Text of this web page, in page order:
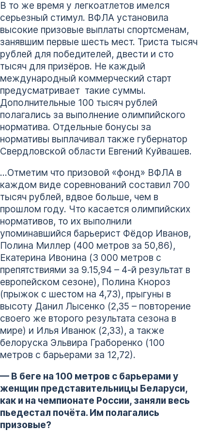
В то же время у легкоатлетов имелся
серьезный стимул. ВФЛА установила
высокие призовые выплаты спортсменам,
занявшим первые шесть мест. Триста тысяч
рублей для победителей, двести и сто
тысяч для призёров. Не каждый
международный коммерческий старт
предусматривает такие суммы.
Дополнительные 100 тысяч рублей
полагались за выполнение олимпийского
норматива. Отдельные бонусы за
нормативы выплачивал также губернатор
Свердловской области Евгений Куйвашев.
…Отметим что призовой «фонд» ВФЛА в
каждом виде соревнований составил 700
тысяч рублей, вдвое больше, чем в
прошлом году. Что касается олимпийских
нормативов, то их выполнили
упоминавшийся барьерист Фёдор Иванов,
Полина Миллер (400 метров за 50,86),
Екатерина Ивонина (3 000 метров с
препятствиями за 9.15,94 – 4-й результат в
европейском сезоне), Полина Кнороз
(прыжок с шестом на 4,73), прыгуны в
высоту Данил Лысенко (2,35 – повторение
своего же второго результата сезона в
мире) и Илья Иванюк (2,33), а также
белоруска Эльвира Граборенко (100
метров с барьерами за 12,72).
— В беге на 100 метров с барьерами у
женщин представительницы Беларуси,
как и на чемпионате России, заняли весь
пьедестал почёта. Им полагались
призовые?